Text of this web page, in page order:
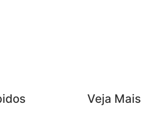
Veja Mais